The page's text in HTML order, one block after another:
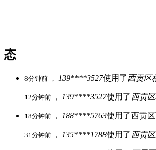
态
8分钟前 ， 139****3527使用了 西贡区
12分钟前 ， 139****3527使用了 西贡
18分钟前 ， 188****5763使用了西贡
31分钟前 ， 135****1788使用了 西贡